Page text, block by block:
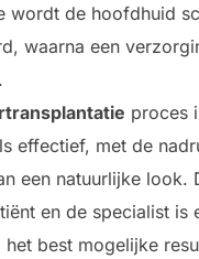
wordt de hoofdhuid
waarna een
proces
effectief, met de
een natuurlijke look.
en de specialist is
best mogelijke